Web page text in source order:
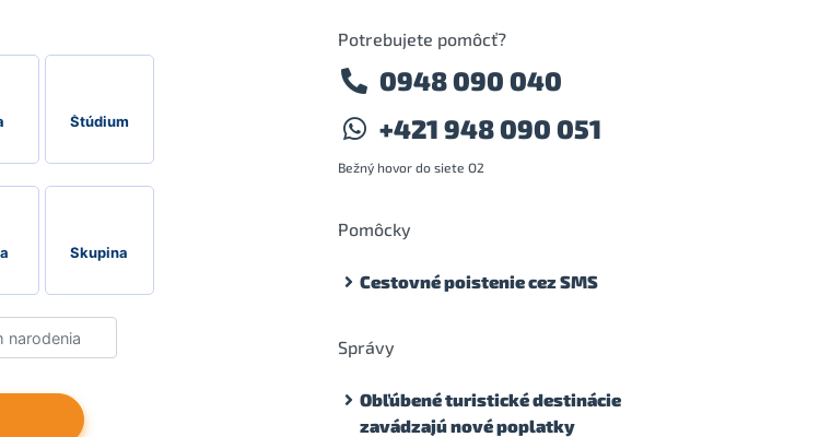
Potrebujete pomôcť?
0948 090 040
+421 948 090 051
Bežný hovor do siete O2
Pomôcky
Cestovné poistenie cez SMS
Správy
Obľúbené turistické destinácie
zavádzajú nové poplatky